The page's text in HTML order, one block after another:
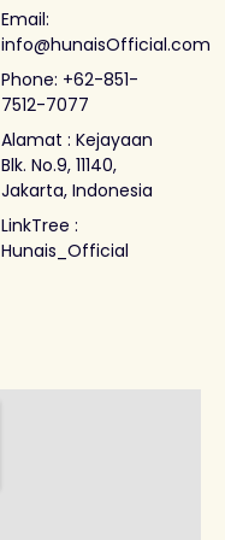
Email:
info@hunaisOfficial.com
Phone: +62-851-
7512-7077
Alamat : Kejayaan
Blk. No.9, 11140,
Jakarta, Indonesia
LinkTree :
Hunais_Official